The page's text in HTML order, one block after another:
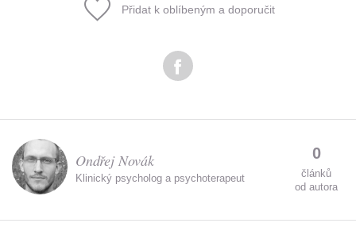
Odeslat
Přidat k oblíbeným a doporučit
Ondřej Novák
Klinický psycholog a psychoterapeut
0
článků
od autora